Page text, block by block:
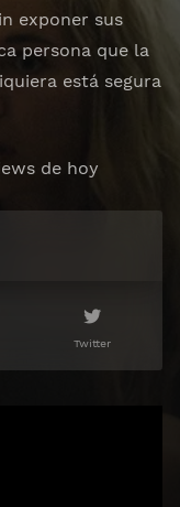
exponer sus
persona que la
está segura
de hoy
Twitter